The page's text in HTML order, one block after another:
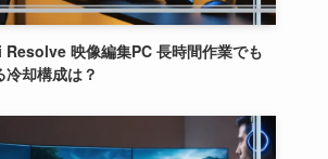
映像編集PC 長時間作業でも
冷却構成は？